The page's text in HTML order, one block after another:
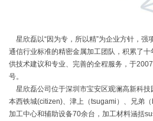
星欣磊以“因为专，所以精”为企业方针，强
通信行业标准的精密金属加工团队，积累了
供技术建议和专业、完善的全程服务，于
号。
星欣磊公司位于深圳市宝安区观澜高新科技
本西铁城(citizen)、津上（tsugami）、兄弟
加工中心和辅助设备70余台，加工材料涵括